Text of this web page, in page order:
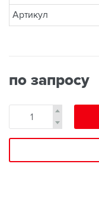
Артикул
по запросу